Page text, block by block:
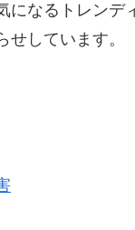
になるトレンデ
せしています。